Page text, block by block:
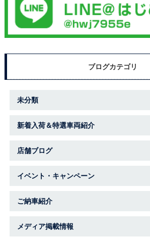
ブログカテゴリ
未分類
新着入荷＆特選車両紹介
店舗ブログ
イベント・キャンペーン
ご納車紹介
メディア掲載情報